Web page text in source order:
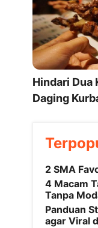
Hindari Dua
Daging
2 SMA
4 Macam
Tanpa
Panduan
agar Viral